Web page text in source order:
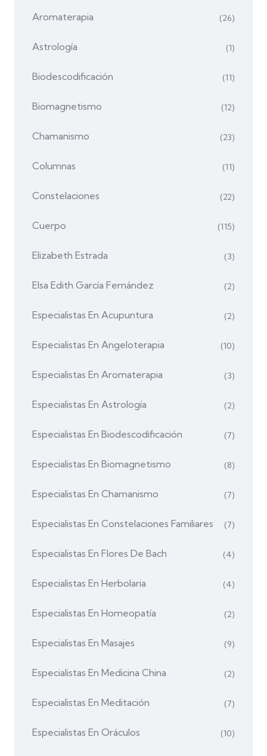
Aromaterapia (26)
Astrología (1)
Biodescodificación (11)
Biomagnetismo (12)
Chamanismo (23)
Columnas (11)
Constelaciones (22)
Cuerpo (115)
Elizabeth Estrada (3)
Elsa Edith García Fernández (2)
Especialistas En Acupuntura (2)
Especialistas En Angeloterapia (10)
Especialistas En Aromaterapia (3)
Especialistas En Astrología (2)
Especialistas En Biodescodificación (7)
Especialistas En Biomagnetismo (8)
Especialistas En Chamanismo (7)
Especialistas En Constelaciones Familiares (7)
Especialistas En Flores De Bach (4)
Especialistas En Herbolaria (4)
Especialistas En Homeopatía (2)
Especialistas En Masajes (9)
Especialistas En Medicina China (2)
Especialistas En Meditación (7)
Especialistas En Oráculos (10)